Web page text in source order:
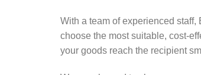
With a team of experienced
choose the most suitable, cost-
your goods reach the recipient